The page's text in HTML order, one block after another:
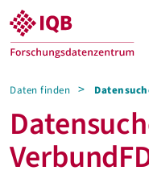
Daten finden